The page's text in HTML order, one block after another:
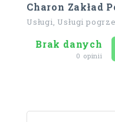
Charon Zakład
Usługi, Usługi
Brak danych
0 opinii